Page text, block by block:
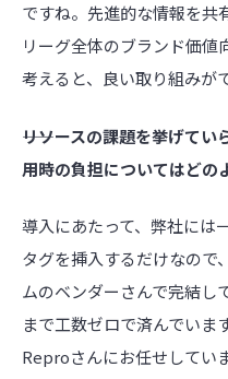
ですね。先進的な情報を共
リーグ全体のブランド価値
考えると、良い取り組みが
――リソースの課題を挙げて
用時の負担についてはどの
導入にあたって、弊社には
タグを挿入するだけなので
ムのベンダーさんで完結し
まで工数ゼロで済んでいま
Reproさんにお任せしていま